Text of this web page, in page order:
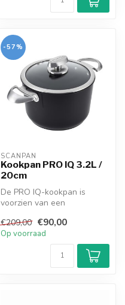
-57%
SCANPAN
Kookpan PRO IQ 3.2L /
20cm
De PRO IQ-kookpan is
voorzien van een
in gegoten roestvr...
€209,00 €90,00
Op voorraad